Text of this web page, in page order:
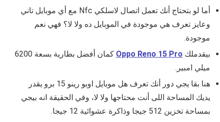
أما لو بتحتاج أنك تعمل اتصال لاسلكي Nfc مع أي موبايل تاني
وعايز تعرف هي موجودة في الموبايل ده ولا لا؟ فهي نعم
موجودة.
بيقدملك Oppo Reno 15 Pro
كمان أفضل بطارية بسعة 6200
ميلي امبير.
هنا بقا يجي دور أنك تعرف هل موبايل اوبو رينو 15 برو
يقدر
يديك المساحة اللى أنت محتاجها ولا لا، وفي الحقيقة انه بيجي
بمساحة تخزين 512 جيجا وذاكرة عشوائية 12 جيجا.